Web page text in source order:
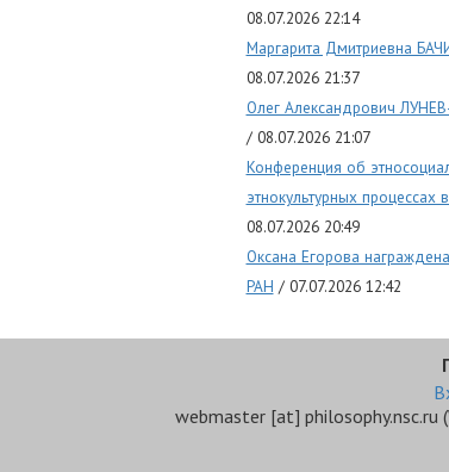
08.07.2026 22:14
Маргарита Дмитриевна
08.07.2026 21:37
Олег Александрович
08.07.2026 21:07
Конференция об
этнокультурных процессах
08.07.2026 20:49
Оксана Егорова
РАН
07.07.2026 12:42
webmaster [at] philosophy.nsc.ru